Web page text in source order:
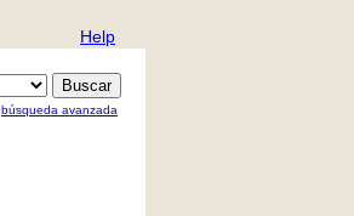
Help
búsqueda avanzada